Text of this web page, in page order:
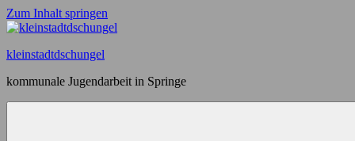
Zum Inhalt springen
kleinstadtdschungel
kommunale Jugendarbeit in Springe